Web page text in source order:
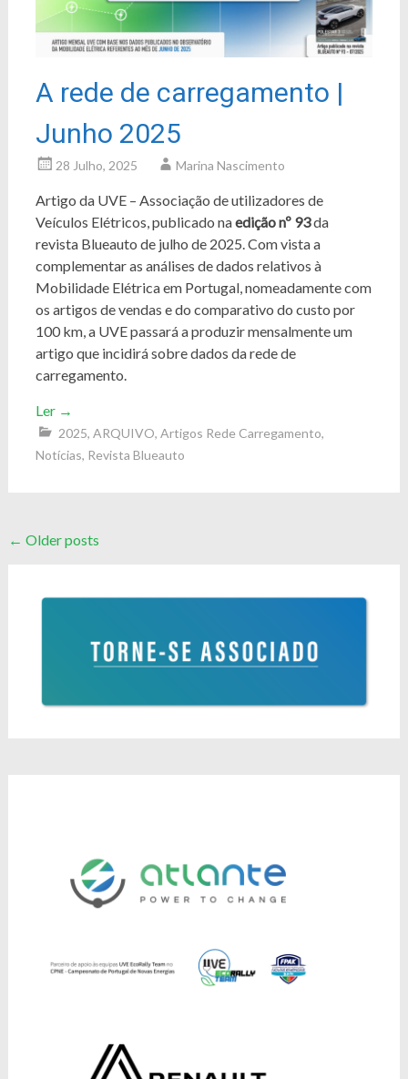
A rede de carregamento |
Junho 2025
28 Julho, 2025 Marina Nascimento
Artigo da UVE – Associação de utilizadores de
Veículos Elétricos, publicado naedição nº 93da
revista Blueauto de julho de 2025. Com vista a
complementar as análises de dados relativos à
Mobilidade Elétrica em Portugal, nomeadamente com
os artigos de vendas e do comparativo do custo por
100 km, a UVE passará a produzir mensalmente um
artigo que incidirá sobre dados da rede de
carregamento.
Ler →
2025, ARQUIVO, Artigos Rede Carregamento,
Notícias, Revista Blueauto
Posts
← Older posts